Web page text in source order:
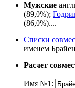
Мужские
(89,0%);
(86,0%)....
Списки
именем Брайен
Расчет
Имя №1: